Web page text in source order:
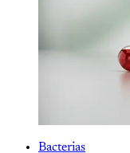
Bacterias